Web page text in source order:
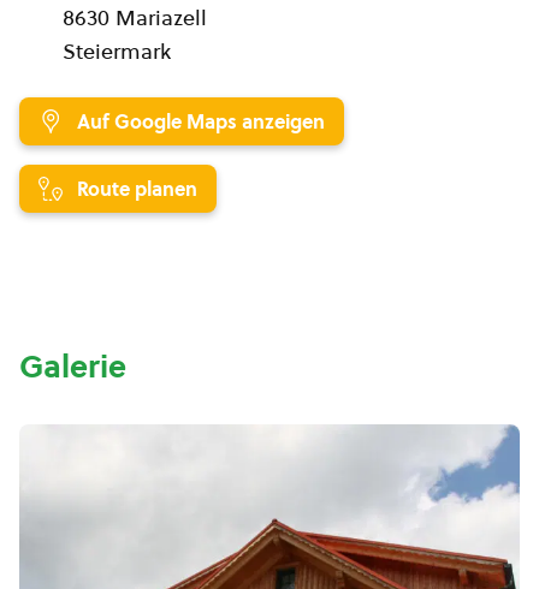
8630 Mariazell
Steiermark
Auf Google Maps anzeigen
Route planen
Galerie